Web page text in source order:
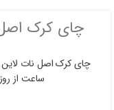
چای کرک
چای کرک اصل نات
ساعت از